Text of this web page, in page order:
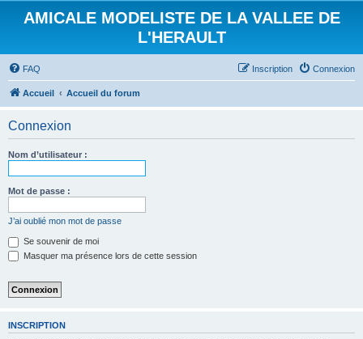
AMICALE MODELISTE DE LA VALLEE DE
L'HERAULT
FAQ Connexion
Inscription
Accueil Accueil du forum
Connexion
Nom d’utilisateur :
Mot de passe :
J’ai oublié mon mot de passe
Se souvenir de moi
Masquer ma présence lors de cette session
INSCRIPTION